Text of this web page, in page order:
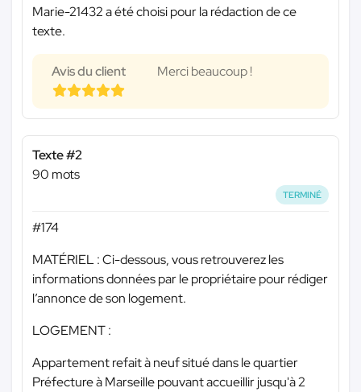
Marie-21432 a été choisi pour la rédaction de ce
texte.
Avis du client Merci beaucoup !
Texte #2
90 mots
TERMINÉ
#174
MATÉRIEL : Ci-dessous, vous retrouverez les
informations données par le propriétaire pour rédiger
l’annonce de son logement.
LOGEMENT :
Appartement refait à neuf situé dans le quartier
Préfecture à Marseille pouvant accueillir jusqu'à 2